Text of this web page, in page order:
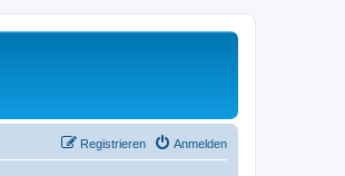
Anmelden
Registrieren